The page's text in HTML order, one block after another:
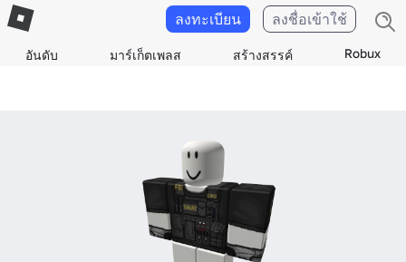
อันดับ มาร์เก็ตเพลส สร้างสรรค์ Robux
ลงทะเบียน ลงชื่อเข้าใช้